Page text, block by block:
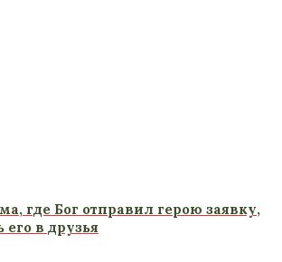
где Бог отправил герою заявку,
в друзья